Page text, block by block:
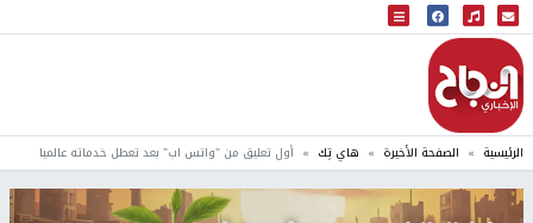
البث المباشر
إذاعة النجاح
الرئيسية الصفحة الأخيرة هاي تِك أول تعليق من "واتس اب" بعد تعطل خدماته عالميا